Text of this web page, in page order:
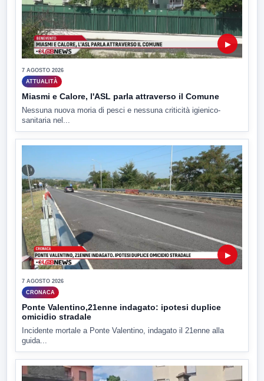
▶
7 AGOSTO 2026
ATTUALITÀ
Miasmi e Calore, l'ASL parla attraverso il Comune
Nessuna nuova moria di pesci e nessuna criticità igienico-
sanitaria nel...
▶
7 AGOSTO 2026
CRONACA
Ponte Valentino,21enne indagato: ipotesi duplice
omicidio stradale
Incidente mortale a Ponte Valentino, indagato il 21enne alla
guida...